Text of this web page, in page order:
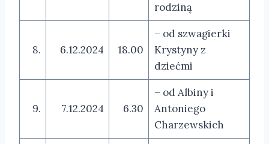
rodziną
8. 6.12.2024 18.00
– od szwagierki
Krystyny z
dziećmi
9. 7.12.2024 6.30
– od Albiny i
Antoniego
Charzewskich